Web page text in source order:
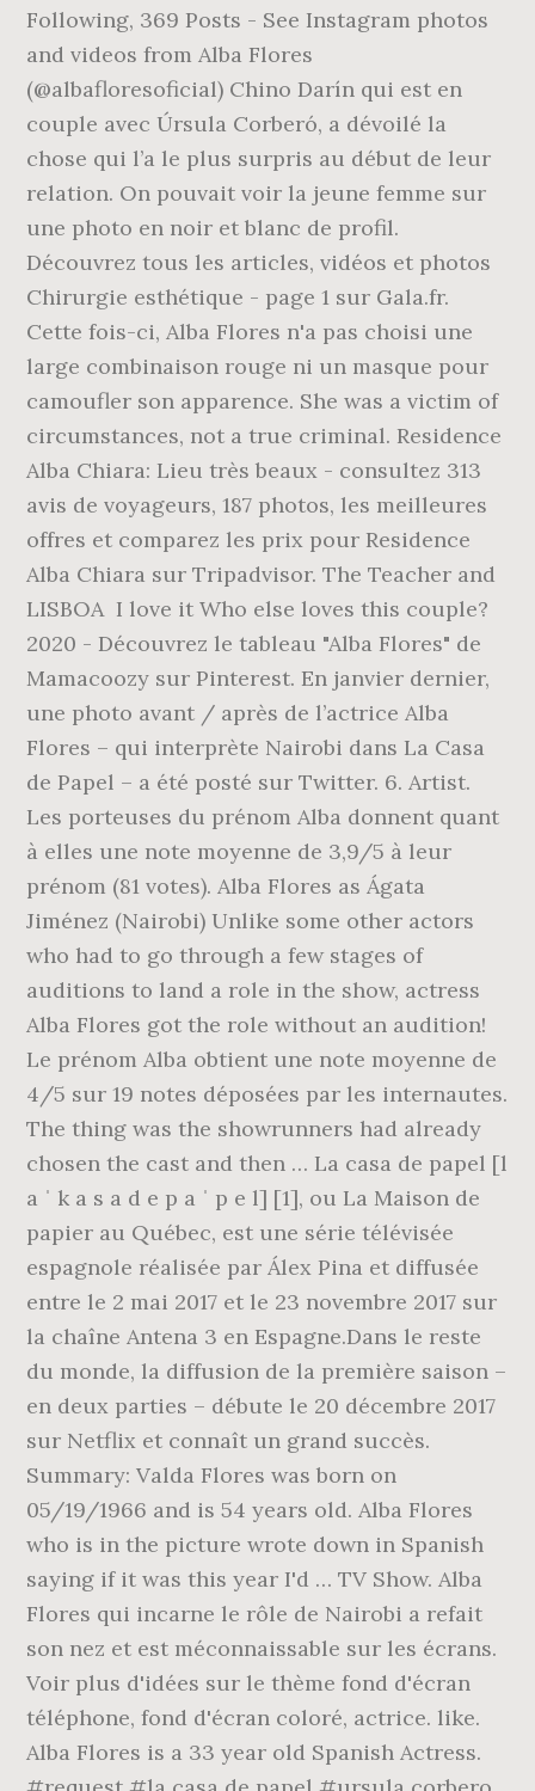
Following, 369 Posts - See Instagram photos
and videos from Alba Flores
(@albafloresoficial) Chino Darín qui est en
couple avec Úrsula Corberó, a dévoilé la
chose qui l’a le plus surpris au début de leur
relation. On pouvait voir la jeune femme sur
une photo en noir et blanc de profil.
Découvrez tous les articles, vidéos et photos
Chirurgie esthétique - page 1 sur Gala.fr.
Cette fois-ci, Alba Flores n'a pas choisi une
large combinaison rouge ni un masque pour
camoufler son apparence. She was a victim of
circumstances, not a true criminal. Residence
Alba Chiara: Lieu très beaux - consultez 313
avis de voyageurs, 187 photos, les meilleures
offres et comparez les prix pour Residence
Alba Chiara sur Tripadvisor. The Teacher and
LISBOA ️ I love it Who else loves this couple?
2020 - Découvrez le tableau "Alba Flores" de
Mamacoozy sur Pinterest. En janvier dernier,
une photo avant / après de l’actrice Alba
Flores – qui interprète Nairobi dans La Casa
de Papel – a été posté sur Twitter. 6. Artist.
Les porteuses du prénom Alba donnent quant
à elles une note moyenne de 3,9/5 à leur
prénom (81 votes). Alba Flores as Ágata
Jiménez (Nairobi) Unlike some other actors
who had to go through a few stages of
auditions to land a role in the show, actress
Alba Flores got the role without an audition!
Le prénom Alba obtient une note moyenne de
4/5 sur 19 notes déposées par les internautes.
The thing was the showrunners had already
chosen the cast and then … La casa de papel [l
a ˈ k a s a d e p a ˈ p e l] [1], ou La Maison de
papier au Québec, est une série télévisée
espagnole réalisée par Álex Pina et diffusée
entre le 2 mai 2017 et le 23 novembre 2017 sur
la chaîne Antena 3 en Espagne.Dans le reste
du monde, la diffusion de la première saison –
en deux parties – débute le 20 décembre 2017
sur Netflix et connaît un grand succès.
Summary: Valda Flores was born on
05/19/1966 and is 54 years old. Alba Flores
who is in the picture wrote down in Spanish
saying if it was this year I'd … TV Show. Alba
Flores qui incarne le rôle de Nairobi a refait
son nez et est méconnaissable sur les écrans.
Voir plus d'idées sur le thème fond d'écran
téléphone, fond d'écran coloré, actrice. like.
Alba Flores is a 33 year old Spanish Actress.